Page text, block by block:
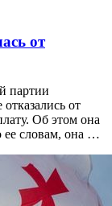
от
партии
от
Об этом она
ее словам, она …